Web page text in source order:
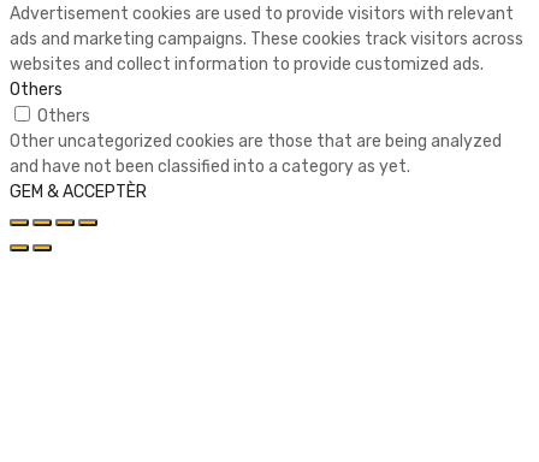
Advertisement cookies are used to provide visitors with relevant
ads and marketing campaigns. These cookies track visitors across
websites and collect information to provide customized ads.
Others
Others
Other uncategorized cookies are those that are being analyzed
and have not been classified into a category as yet.
GEM & ACCEPTÈR